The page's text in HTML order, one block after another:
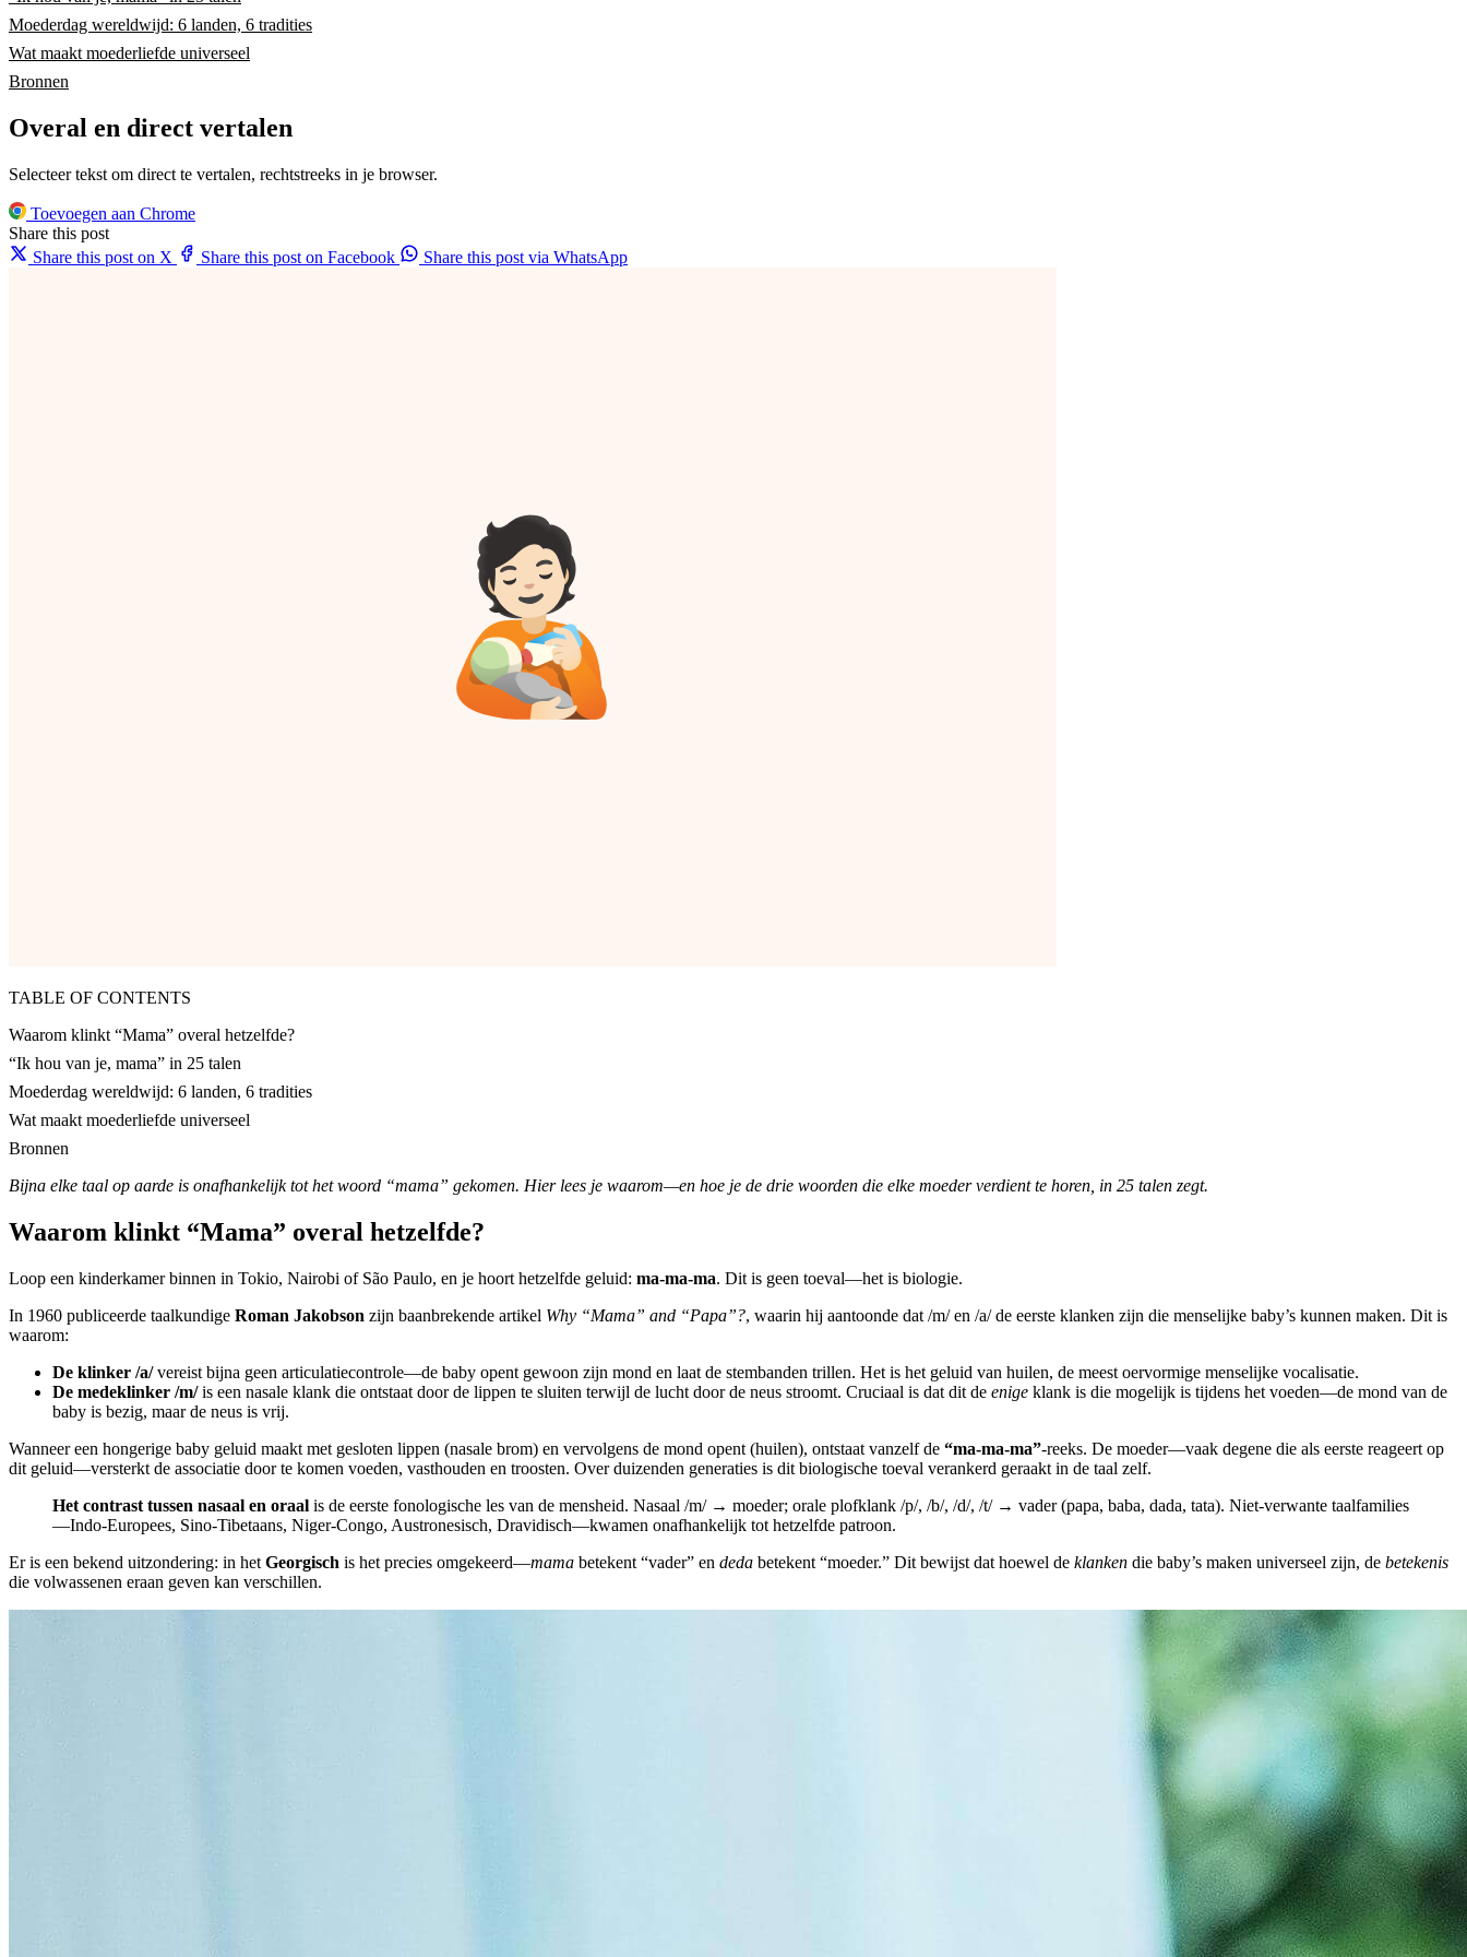
Moederdag wereldwijd: 6 landen, 6 tradities
Wat maakt moederliefde universeel
Bronnen
Overal en direct vertalen
Selecteer tekst om direct te vertalen, rechtstreeks in je browser.
Toevoegen aan Chrome
Share this post
Share this post on X
Share this post on Facebook Share this post via WhatsApp
TABLE OF CONTENTS
Waarom klinkt “Mama” overal hetzelfde?
“Ik hou van je, mama” in 25 talen
Moederdag wereldwijd: 6 landen, 6 tradities
Wat maakt moederliefde universeel
Bronnen
Bijna elke taal op aarde is onafhankelijk tot het woord “mama” gekomen. Hier lees je waarom—en hoe je de drie woorden die elke moeder verdient te horen, in 25 talen zegt.
Waarom klinkt “Mama” overal hetzelfde?
Loop een kinderkamer binnen in Tokio, Nairobi of São Paulo, en je hoort hetzelfde geluid: ma-ma-ma. Dit is geen toeval—het is biologie.
In 1960 publiceerde taalkundige Roman Jakobson zijn baanbrekende artikel Why “Mama” and “Papa”?, waarin hij aantoonde dat /m/ en /a/ de eerste klanken zijn die menselijke baby’s kunnen maken. Dit is
waarom:
De klinker /a/vereist bijna geen articulatiecontrole—de baby opent gewoon zijn mond en laat de stembanden trillen. Het is het geluid van huilen, de meest oervormige menselijke vocalisatie.
De medeklinker /m/is een nasale klank die ontstaat door de lippen te sluiten terwijl de lucht door de neus stroomt. Cruciaal is dat dit de enige klank is die mogelijk is tijdens het voeden—de mond van de
baby is bezig, maar de neus is vrij.
Wanneer een hongerige baby geluid maakt met gesloten lippen (nasale brom) en vervolgens de mond opent (huilen), ontstaat vanzelf de “ma-ma-ma”-reeks. De moeder—vaak degene die als eerste reageert op
dit geluid—versterkt de associatie door te komen voeden, vasthouden en troosten. Over duizenden generaties is dit biologische toeval verankerd geraakt in de taal zelf.
Het contrast tussen nasaal en oraal is de eerste fonologische les van de mensheid. Nasaal /m/ → moeder; orale plofklank /p/, /b/, /d/, /t/ → vader (papa, baba, dada, tata). Niet-verwante taalfamilies
—Indo-Europees, Sino-Tibetaans, Niger-Congo, Austronesisch, Dravidisch—kwamen onafhankelijk tot hetzelfde patroon.
Er is een bekend uitzondering: in het Georgisch is het precies omgekeerd—mama betekent “vader” en deda betekent “moeder.” Dit bewijst dat hoewel de klanken die baby’s maken universeel zijn, de betekenis
die volwassenen eraan geven kan verschillen.